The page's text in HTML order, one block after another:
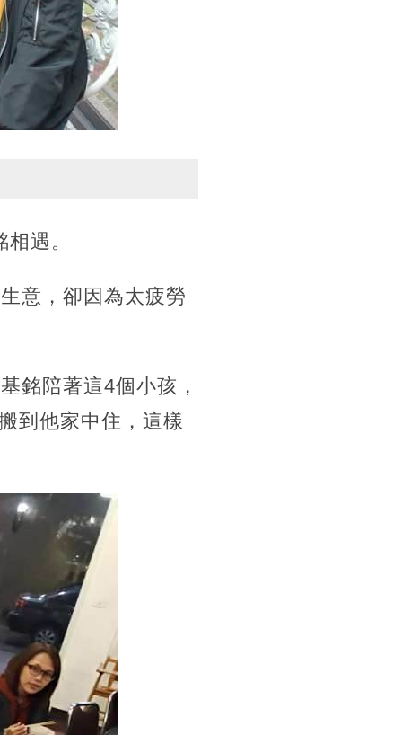
相遇。
意，卻因為太疲勞
銘陪著這4個小孩，
到他家中住，這樣